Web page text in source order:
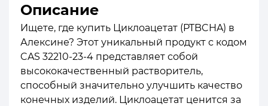
Описание
Ищете, где купить Циклоацетат (PTBCHA) в
Алексине? Этот уникальный продукт с кодом
CAS 32210-23-4 представляет собой
высококачественный растворитель,
способный значительно улучшить качество
конечных изделий. Циклоацетат ценится за